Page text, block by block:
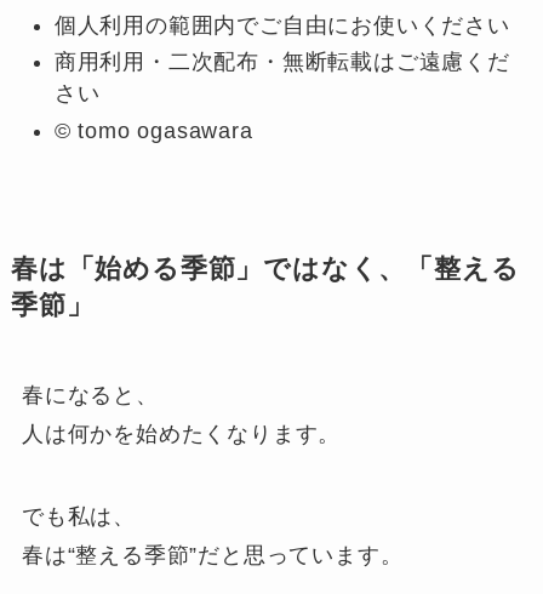
個人利用の範囲内でご自由にお使いください
商用利用・二次配布・無断転載はご遠慮くだ
さい
© tomo ogasawara
春は「始める季節」ではなく、「整える
季節」
春になると、
人は何かを始めたくなります。
でも私は、
春は“整える季節”だと思っています。